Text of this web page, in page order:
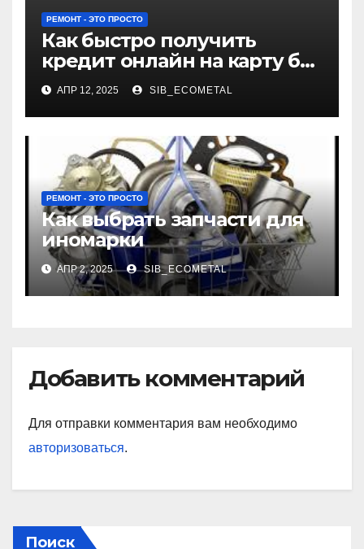
РЕМОНТ - ЭТО ПРОСТО
Как быстро получить
кредит онлайн на карту без
отказа
АПР 12, 2025 SIB_ECOMETAL
РЕМОНТ - ЭТО ПРОСТО
Как выбрать запчасти для
иномарки
АПР 2, 2025 SIB_ECOMETAL
Добавить комментарий
Для отправки комментария вам необходимо
авторизоваться.
Поиск